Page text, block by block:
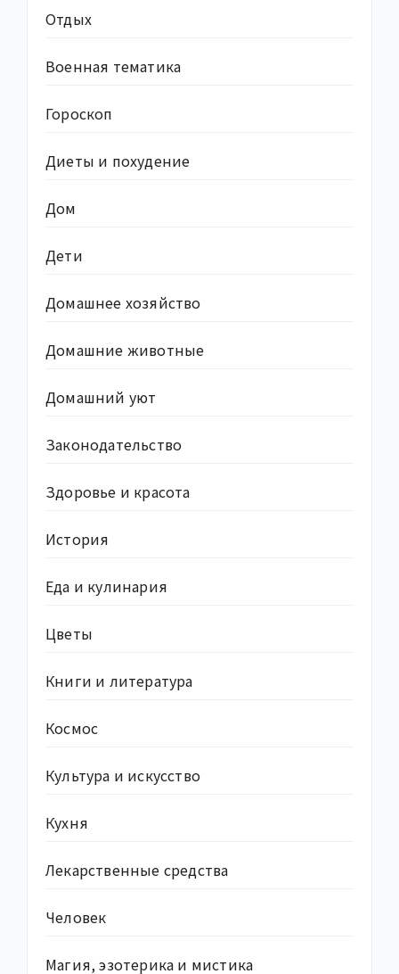
Отдых
Военная тематика
Гороскоп
Диеты и похудение
Дом
Дети
Домашнее хозяйство
Домашние животные
Домашний уют
Законодательство
Здоровье и красота
История
Еда и кулинария
Цветы
Книги и литература
Космос
Культура и искусство
Кухня
Лекарственные средства
Человек
Магия, эзотерика и мистика